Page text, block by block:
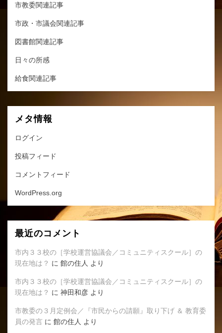
市教委関連記事
市政・市議会関連記事
図書館関連記事
日々の所感
給食関連記事
メタ情報
ログイン
投稿フィード
コメントフィード
WordPress.org
最近のコメント
市内３３校の［学校運営協議会／コミュニティスクール］の
現在地は？ に 館の住人 より
市内３３校の［学校運営協議会／コミュニティスクール］の
現在地は？ に 神田和彦 より
市教委の３月定例会／『市民からの請願』取り下げ ＆ 教育委
員の発言 に 館の住人 より